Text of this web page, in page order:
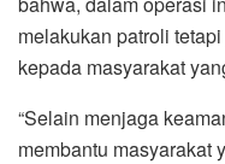
melakukan patroli
kepada masyarakat
“Selain menjaga
membantu masyarakat